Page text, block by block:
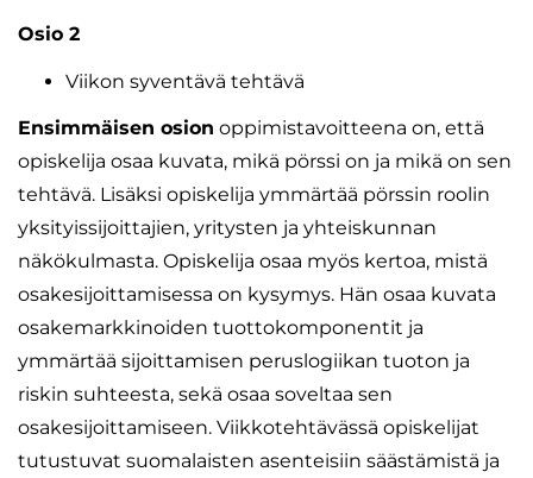
Osio 2
Viikon syventävä tehtävä
Ensimmäisen osion oppimistavoitteena on, että
opiskelija osaa kuvata, mikä pörssi on ja mikä on sen
tehtävä. Lisäksi opiskelija ymmärtää pörssin roolin
yksityissijoittajien, yritysten ja yhteiskunnan
näkökulmasta. Opiskelija osaa myös kertoa, mistä
osakesijoittamisessa on kysymys. Hän osaa kuvata
osakemarkkinoiden tuottokomponentit ja
ymmärtää sijoittamisen peruslogiikan tuoton ja
riskin suhteesta, sekä osaa soveltaa sen
osakesijoittamiseen. Viikkotehtävässä opiskelijat
tutustuvat suomalaisten asenteisiin säästämistä ja